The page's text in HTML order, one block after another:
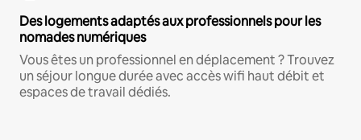
Des logements adaptés aux professionnels pour les
nomades numériques
Vous êtes un professionnel en déplacement ? Trouvez
un séjour longue durée avec accès wifi haut débit et
espaces de travail dédiés.